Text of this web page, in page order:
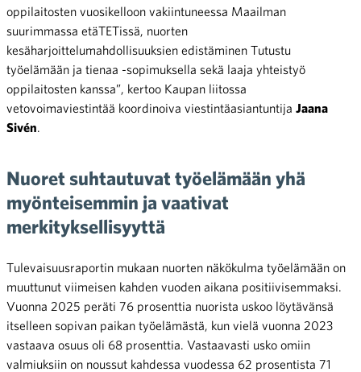
oppilaitosten vuosikelloon vakiintuneessa Maailman
suurimmassa etäTETissä, nuorten
kesäharjoittelumahdollisuuksien edistäminen Tutustu
työelämään ja tienaa -sopimuksella sekä laaja yhteistyö
oppilaitosten kanssa”, kertoo Kaupan liitossa
vetovoimaviestintää koordinoiva viestintäasiantuntija Jaana
Sivén
Nuoret suhtautuvat työelämään yhä
myönteisemmin ja vaativat
merkityksellisyyttä
Tulevaisuusraportin mukaan nuorten näkökulma työelämään on
muuttunut viimeisen kahden vuoden aikana positiivisemmaksi.
Vuonna 2025 peräti 76 prosenttia nuorista uskoo löytävänsä
itselleen sopivan paikan työelämästä, kun vielä vuonna 2023
vastaava osuus oli 68 prosenttia. Vastaavasti usko omiin
valmiuksiin on noussut kahdessa vuodessa 62 prosentista 71